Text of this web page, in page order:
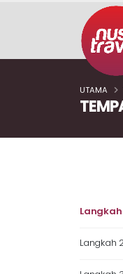
UTAMA
Langkah
Langkah